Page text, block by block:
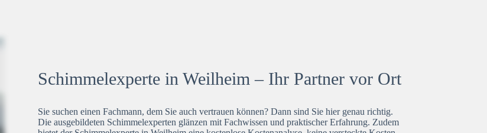
Schimmelexperte in Weilheim – Ihr Partner vor Ort
Sie suchen einen Fachmann, dem Sie auch vertrauen können? Dann sind Sie hier genau richtig.
Die ausgebildeten Schimmelexperten glänzen mit Fachwissen und praktischer Erfahrung. Zudem